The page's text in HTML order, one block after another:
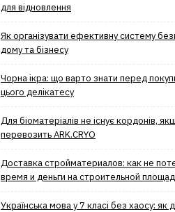
для відновлення
Як організувати ефективну систему
дому та бізнесу
Чорна ікра: що варто знати перед
цього делікатесу
Для біоматеріалів не існує кордонів,
перевозить ARK.CRYO
Доставка стройматериалов: как не
время и деньги на строительной
Українська мова у 7 класі без хаосу: як